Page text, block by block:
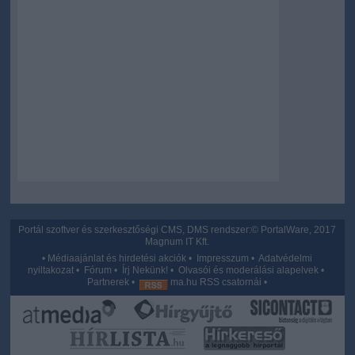
Portál szoftver és szerkesztőségi CMS, DMS rendszer:© PortalWare, 2017
Magnum IT Kft.
• Médiaajánlat és hirdetési akciók • Impresszum •Adatvédelmi
nyiltakozat • Fórum • Írj Nekünk! •Olvasói és moderálási alapelvek •
Partnerek • ma.hu RSS csatornái •